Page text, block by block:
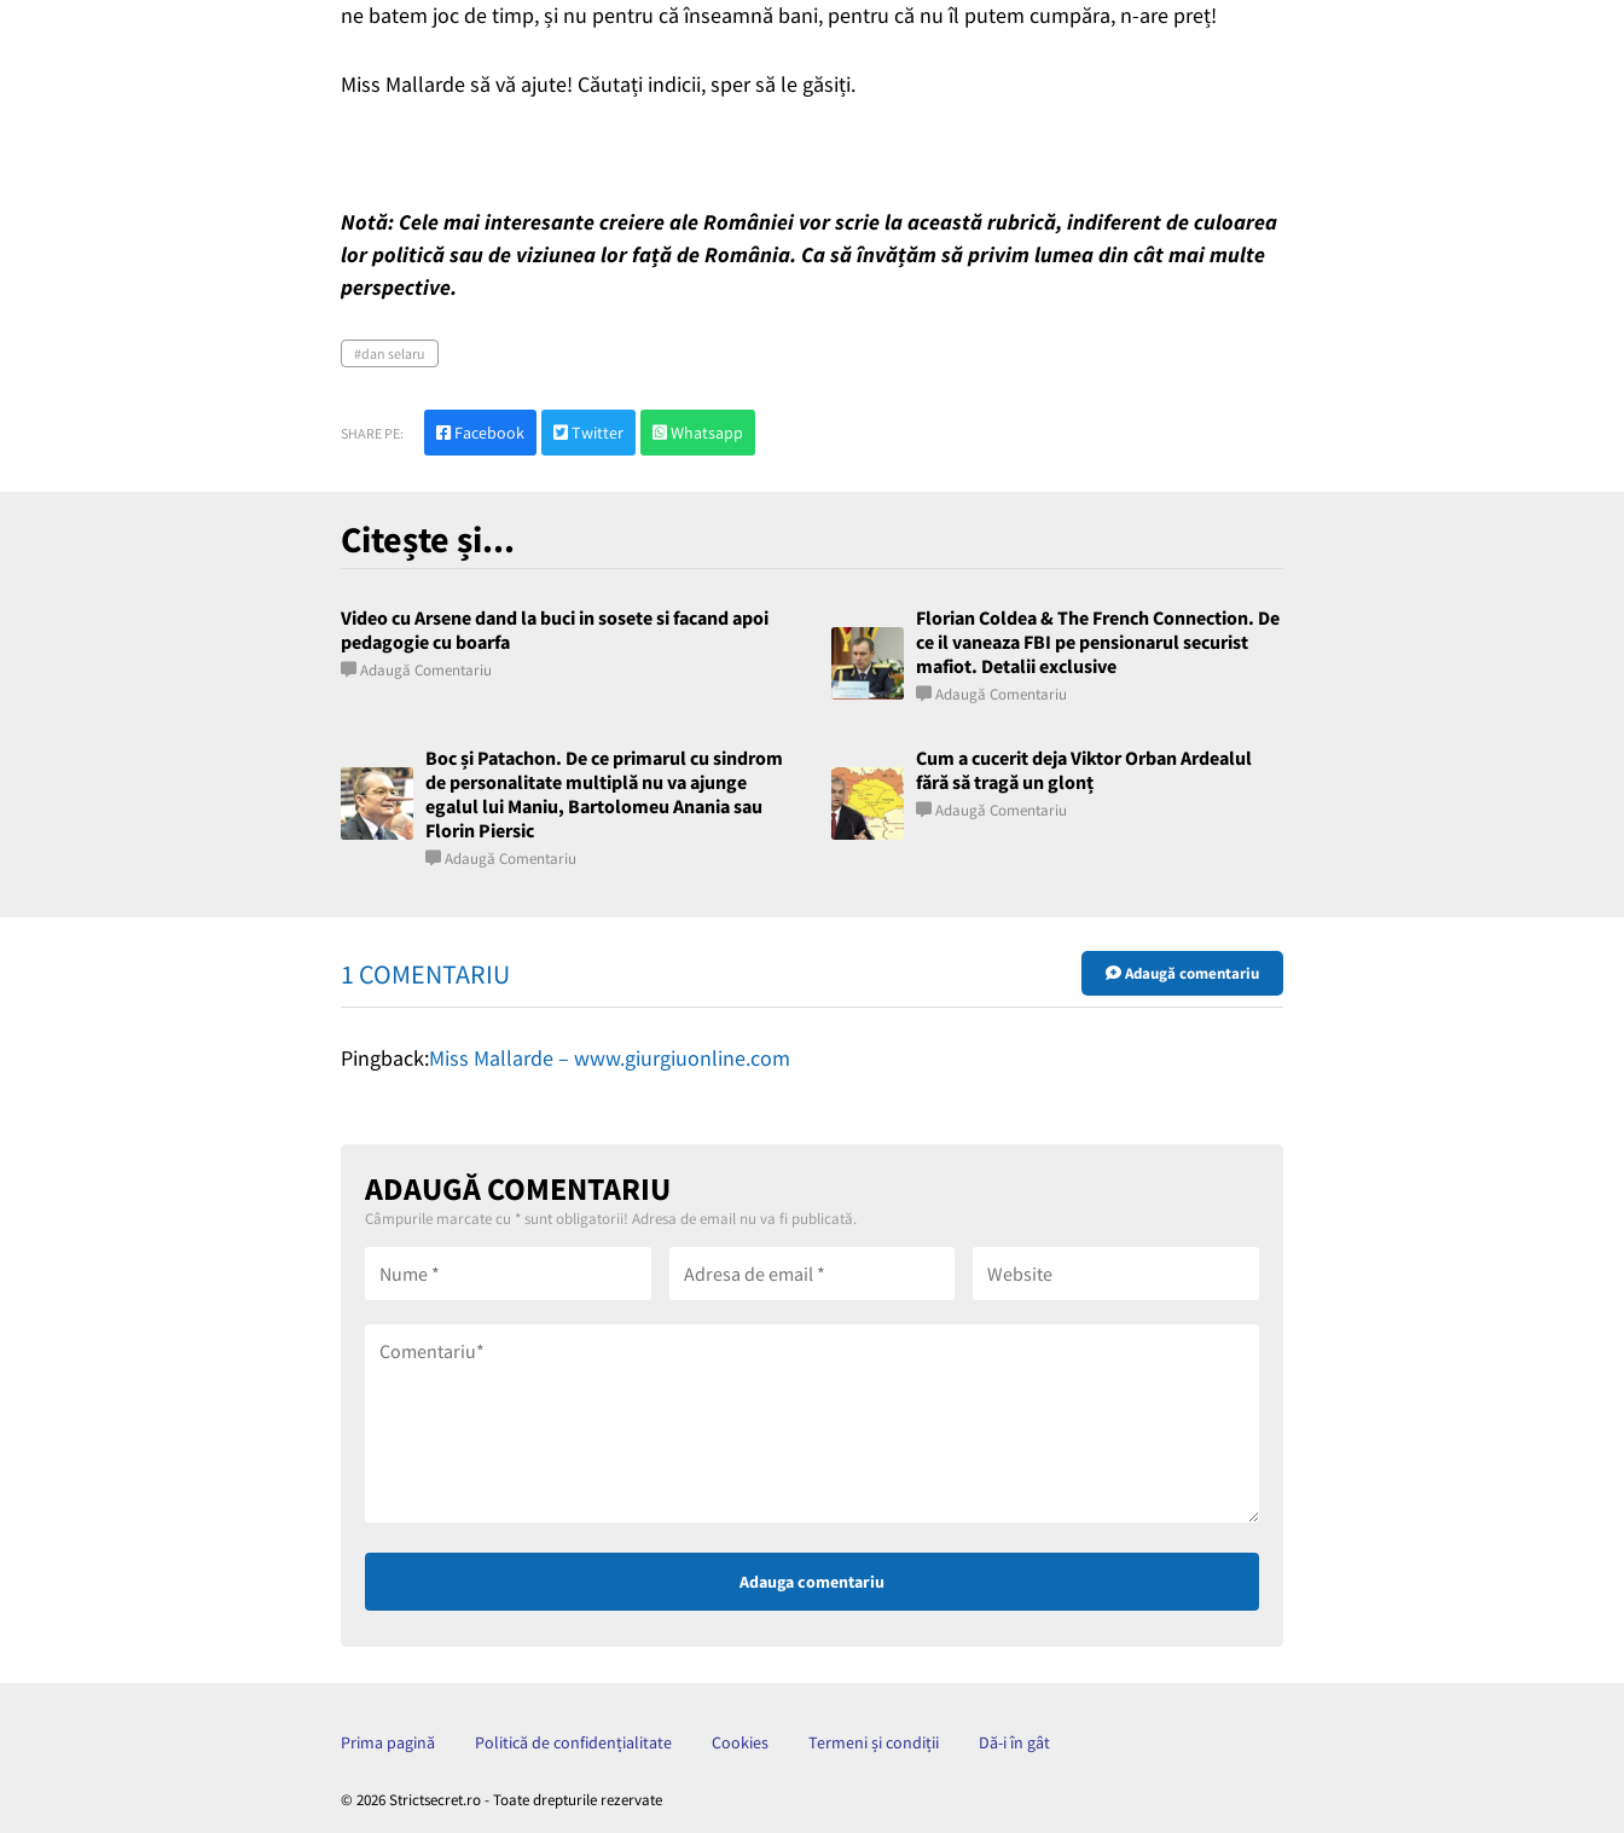
ne batem joc de timp, și nu pentru că înseamnă bani, pentru că nu îl putem cumpăra, n-are preț!
Miss Mallarde să vă ajute! Căutați indicii, sper să le găsiți.
Notă: Cele mai interesante creiere ale României vor scrie la această rubrică, indiferent de culoarea
lor politică sau de viziunea lor față de România. Ca să învățăm să privim lumea din cât mai multe
perspective.
dan selaru
SHARE PE: Facebook Twitter Whatsapp
Citește și...
Video cu Arsene dand la buci in sosete si facand apoi
pedagogie cu boarfa
Adaugă Comentariu
Florian Coldea & The French Connection. De
ce il vaneaza FBI pe pensionarul securist
mafiot. Detalii exclusive
Adaugă Comentariu
Boc și Patachon. De ce primarul cu sindrom
de personalitate multiplă nu va ajunge
egalul lui Maniu, Bartolomeu Anania sau
Florin Piersic
Adaugă Comentariu
Cum a cucerit deja Viktor Orban Ardealul
fără să tragă un glonț
Adaugă Comentariu
1 COMENTARIU Adaugă comentariu
Pingback:Miss Mallarde – www.giurgiuonline.com
ADAUGĂ COMENTARIU
Câmpurile marcate cu *sunt obligatorii! Adresa de email nu va fi publicată.
Adauga comentariu
Prima pagină Politică de confidențialitate Cookies Termeni și condiții Dă-i în gât
© 2026 Strictsecret.ro - Toate drepturile rezervate